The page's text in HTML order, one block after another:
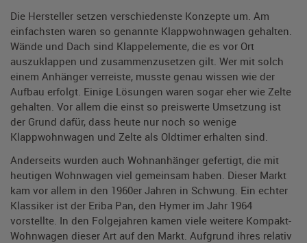
Die Hersteller setzen verschiedenste Konzepte um. Am
einfachsten waren so genannte Klappwohnwagen gehalten.
Wände und Dach sind Klappelemente, die es vor Ort
auszuklappen und zusammenzusetzen gilt. Wer mit solch
einem Anhänger verreiste, musste genau wissen wie der
Aufbau erfolgt. Einige Lösungen waren sogar eher wie Zelte
gehalten. Vor allem die einst so preiswerte Umsetzung ist
der Grund dafür, dass heute nur noch so wenige
Klappwohnwagen und Zelte als Oldtimer erhalten sind.
Anderseits wurden auch Wohnanhänger gefertigt, die mit
heutigen Wohnwagen viel gemeinsam haben. Dieser Markt
kam vor allem in den 1960er Jahren in Schwung. Ein echter
Klassiker ist der Eriba Pan, den Hymer im Jahr 1964
vorstellte. In den Folgejahren kamen viele weitere Kompakt-
Wohnwagen dieser Art auf den Markt. Aufgrund ihres relativ